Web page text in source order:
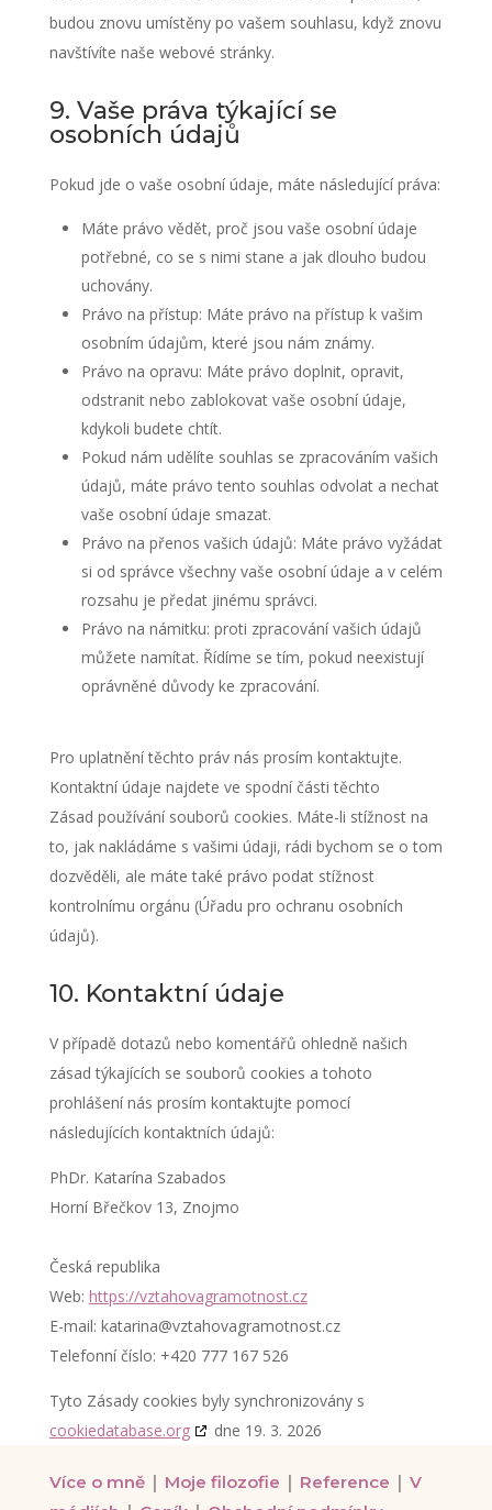
budou znovu umístěny po vašem souhlasu, když znovu
navštívíte naše webové stránky.
9. Vaše práva týkající se
osobních údajů
Pokud jde o vaše osobní údaje, máte následující práva:
Máte právo vědět, proč jsou vaše osobní údaje
potřebné, co se s nimi stane a jak dlouho budou
uchovány.
Právo na přístup: Máte právo na přístup k vašim
osobním údajům, které jsou nám známy.
Právo na opravu: Máte právo doplnit, opravit,
odstranit nebo zablokovat vaše osobní údaje,
kdykoli budete chtít.
Pokud nám udělíte souhlas se zpracováním vašich
údajů, máte právo tento souhlas odvolat a nechat
vaše osobní údaje smazat.
Právo na přenos vašich údajů: Máte právo vyžádat
si od správce všechny vaše osobní údaje a v celém
rozsahu je předat jinému správci.
Právo na námitku: proti zpracování vašich údajů
můžete namítat. Řídíme se tím, pokud neexistují
oprávněné důvody ke zpracování.
Pro uplatnění těchto práv nás prosím kontaktujte.
Kontaktní údaje najdete ve spodní části těchto
Zásad používání souborů cookies. Máte-li stížnost na
to, jak nakládáme s vašimi údaji, rádi bychom se o tom
dozvěděli, ale máte také právo podat stížnost
kontrolnímu orgánu (Úřadu pro ochranu osobních
údajů).
10. Kontaktní údaje
V případě dotazů nebo komentářů ohledně našich
zásad týkajících se souborů cookies a tohoto
prohlášení nás prosím kontaktujte pomocí
následujících kontaktních údajů:
PhDr. Katarína Szabados
Horní Břečkov 13, Znojmo
Česká republika
Web: https://vztahovagramotnost.cz
E-mail: katarina@vztahovagramotnost.cz
Telefonní číslo: +420 777 167 526
Tyto Zásady cookies byly synchronizovány s
cookiedatabase.org
dne 19. 3. 2026
Více o mně| Moje filozofie | Reference | V